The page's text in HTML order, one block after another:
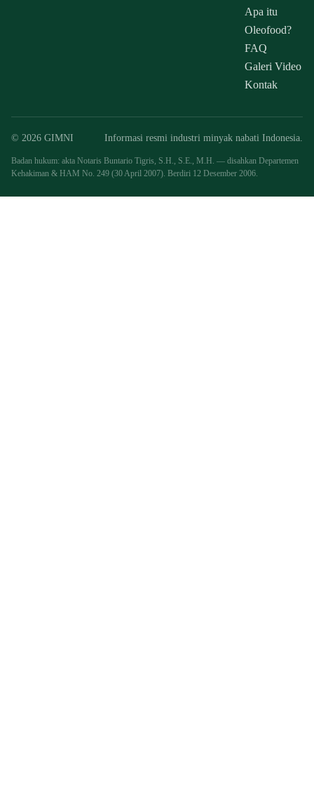
Apa itu
Oleofood?
FAQ
Galeri Video
Kontak
© 2026 GIMNI Informasi resmi industri minyak nabati Indonesia.
Badan hukum: akta Notaris Buntario Tigris, S.H., S.E., M.H. — disahkan Departemen
Kehakiman & HAM No. 249 (30 April 2007). Berdiri 12 Desember 2006.